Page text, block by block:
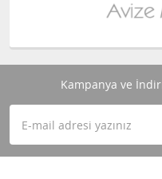
Kampanya ve